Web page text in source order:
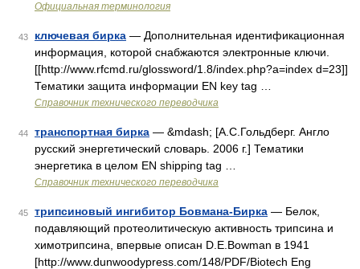
Официальная терминология
43 ключевая бирка — Дополнительная идентификационная
информация, которой снабжаются электронные ключи.
[[http://www.rfcmd.ru/glossword/1.8/index.php?a=index d=23]]
Тематики защита информации EN key tag …
Справочник технического переводчика
44 транспортная бирка — &mdash; [А.С.Гольдберг. Англо
русский энергетический словарь. 2006 г.] Тематики
энергетика в целом EN shipping tag …
Справочник технического переводчика
45 трипсиновый ингибитор Бовмана-Бирка — Белок,
подавляющий протеолитическую активность трипсина и
химотрипсина, впервые описан D.E.Bowman в 1941
[http://www.dunwoodypress.com/148/PDF/Biotech Eng